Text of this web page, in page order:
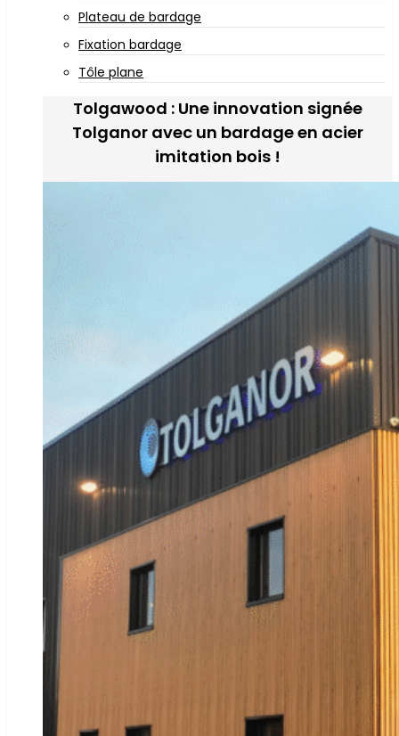
Plateau de bardage
Fixation bardage
Tôle plane
Tolgawood : Une innovation signée
Tolganor avec un bardage en acier
imitation bois !